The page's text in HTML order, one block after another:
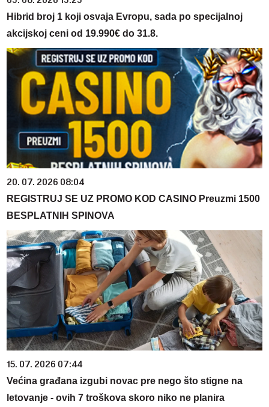
Hibrid broj 1 koji osvaja Evropu, sada po specijalnoj
akcijskoj ceni od 19.990€ do 31.8.
20. 07. 2026 08:04
REGISTRUJ SE UZ PROMO KOD CASINO Preuzmi 1500
BESPLATNIH SPINOVA
15. 07. 2026 07:44
Većina građana izgubi novac pre nego što stigne na
letovanje - ovih 7 troškova skoro niko ne planira